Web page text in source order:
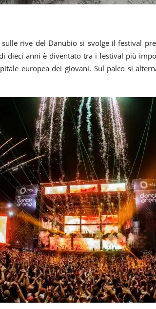
rive del Danubio si svolge il festival
dieci anni è diventato tra i festival più
europea dei giovani. Sul palco si